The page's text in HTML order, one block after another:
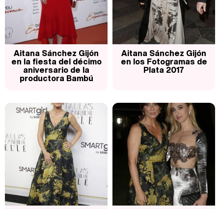
Aitana Sánchez Gijón
en la fiesta del décimo
aniversario de la
productora Bambú
Aitana Sánchez Gijón
en los Fotogramas de
Plata 2017